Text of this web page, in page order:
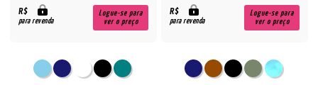
R$
para revenda
Logue-se para
ver o preço
R$
para revenda
Logue-se para
ver o preço